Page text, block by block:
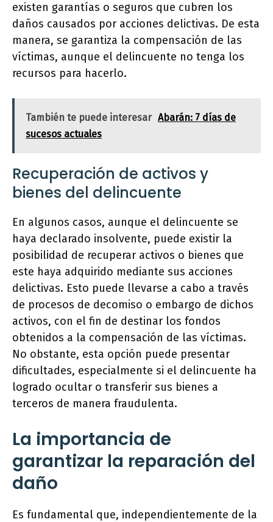
existen garantías o seguros que cubren los
daños causados por acciones delictivas. De esta
manera, se garantiza la compensación de las
víctimas, aunque el delincuente no tenga los
recursos para hacerlo.
También te puede interesar Abarán: 7 días de
sucesos actuales
Recuperación de activos y
bienes del delincuente
En algunos casos, aunque el delincuente se
haya declarado insolvente, puede existir la
posibilidad de recuperar activos o bienes que
este haya adquirido mediante sus acciones
delictivas. Esto puede llevarse a cabo a través
de procesos de decomiso o embargo de dichos
activos, con el fin de destinar los fondos
obtenidos a la compensación de las víctimas.
No obstante, esta opción puede presentar
dificultades, especialmente si el delincuente ha
logrado ocultar o transferir sus bienes a
terceros de manera fraudulenta.
La importancia de
garantizar la reparación del
daño
Es fundamental que, independientemente de la